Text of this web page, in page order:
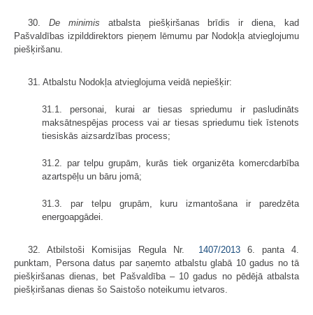
30. De minimis atbalsta piešķiršanas brīdis ir diena, kad
Pašvaldības izpilddirektors pieņem lēmumu par Nodokļa atvieglojumu
piešķiršanu.
31. Atbalstu Nodokļa atvieglojuma veidā nepiešķir:
31.1. personai, kurai ar tiesas spriedumu ir pasludināts
maksātnespējas process vai ar tiesas spriedumu tiek īstenots
tiesiskās aizsardzības process;
31.2. par telpu grupām, kurās tiek organizēta komercdarbība
azartspēļu un bāru jomā;
31.3. par telpu grupām, kuru izmantošana ir paredzēta
energoapgādei.
32. Atbilstoši Komisijas Regula Nr. 1407/2013 6. panta 4.
punktam, Persona datus par saņemto atbalstu glabā 10 gadus no tā
piešķiršanas dienas, bet Pašvaldība – 10 gadus no pēdējā atbalsta
piešķiršanas dienas šo Saistošo noteikumu ietvaros.